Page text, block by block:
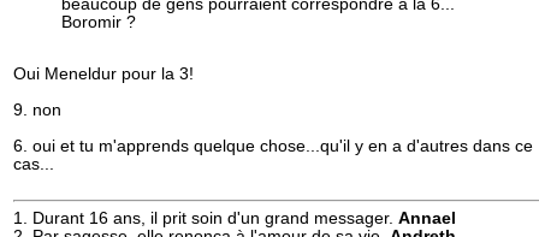
beaucoup de gens pourraient correspondre à la 6...
Boromir ?
Oui Meneldur pour la 3!
9. non
6. oui et tu m'apprends quelque chose...qu'il y en a d'autres dans ce
cas...
1. Durant 16 ans, il prit soin d'un grand messager. Annael